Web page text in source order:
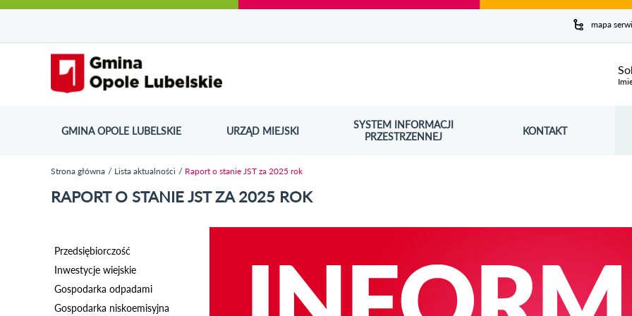
do
strony
do
menu
wyszukiwarki
ścieżki
nawigacyjnej
kategorii
aktualności
do
kalendarza
wydarzeń
do
galerii
do
stopki
mapa
GMINA OPOLE LUBELSKIE URZĄD MIEJSKI
SYSTEM INFORMACJI
PRZESTRZENNEJ
ODNOŚNIK OTWORZY SIĘ W NOWYM OKNIE KONTAKT
Strona główna Lista aktualności Raport o stanie JST za 2025 rok
RAPORT O STANIE JST ZA 2025 ROK
Przedsiębiorczość
Inwestycje wiejskie
Gospodarka odpadami
Gospodarka niskoemisyjna